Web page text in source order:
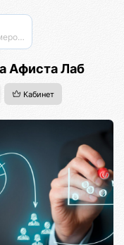
Лаборатория мероприятий
Афиста Лаб
Кабинет